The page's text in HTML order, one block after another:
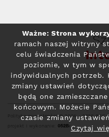
Polityka prywatności© 2004 - 2026 RFC
projekt i wykonanie:
Ważne: Strona
ramach naszej witryny
celu świadczenia
poziomie, w tym w
indywidualnych potrzeb.
zmiany ustawień
będą one
końcowym. Możecie
czasie zmiany
Czytaj